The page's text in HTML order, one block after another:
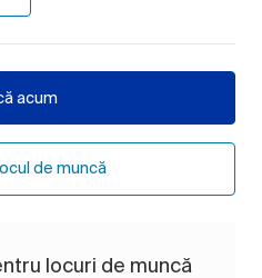
acum
de muncă
locuri de muncă